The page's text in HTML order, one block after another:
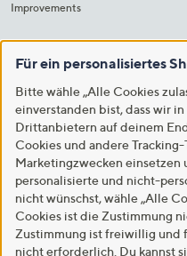
Improvements
Für ein personalisiertes
Bitte wähle „Alle Cookies
einverstanden bist, dass wir
Drittanbietern auf deinem
Cookies und andere
Marketingzwecken einsetzen
personalisierte und nicht-
nicht wünschst, wähle „Alle
Cookies ist die Zustimmung
Zustimmung ist freiwillig und
nicht erforderlich. Du kannst